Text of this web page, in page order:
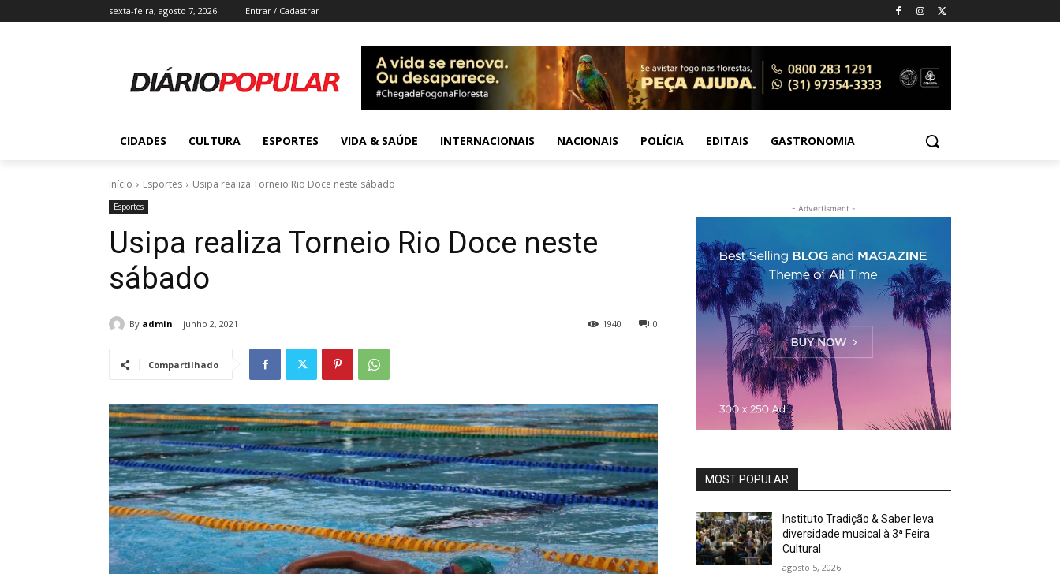
sexta-feira, agosto 7, 2026 Entrar / Cadastrar
CIDADES CULTURA ESPORTES VIDA & SAÚDE INTERNACIONAIS NACIONAIS POLÍCIA EDITAIS GASTRONOMIA
Início Esportes Usipa realiza Torneio Rio Doce neste sábado
Esportes
Usipa realiza Torneio Rio Doce neste
sábado
By admin junho 2, 2021 0
1940
Compartilhado
- Advertisment -
MOST POPULAR
Instituto Tradição & Saber leva
diversidade musical à 3ª Feira
Cultural
agosto 5, 2026